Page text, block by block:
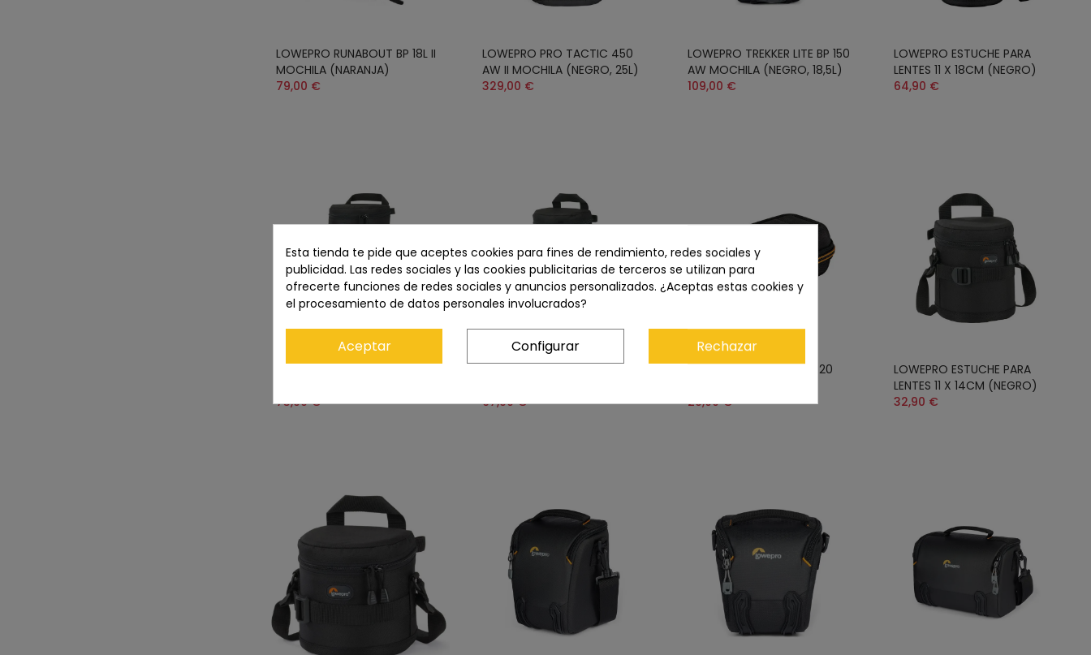
LOWEPRO RUNABOUT BP 18L II
MOCHILA (NARANJA)
79,00 €
LOWEPRO PRO TACTIC 450
AW II MOCHILA (NEGRO, 25L)
329,00 €
LOWEPRO TREKKER LITE BP 150
AW MOCHILA (NEGRO, 18,5L)
109,00 €
LOWEPRO ESTUCHE PARA
LENTES 11 X 18CM (NEGRO)
64,90 €
LOWEPRO ESTUCHE PARA
73,90 €
LOWEPRO ESTUCHE PARA
67,90 €
LOWEPRO HARDSIDE CS 20
29,00 €
LOWEPRO ESTUCHE PARA
LENTES 11 X 14CM (NEGRO)
32,90 €
Esta tienda te pide que aceptes cookies para fines de rendimiento, redes sociales y
publicidad. Las redes sociales y las cookies publicitarias de terceros se utilizan para
ofrecerte funciones de redes sociales y anuncios personalizados. ¿Aceptas estas cookies y
el procesamiento de datos personales involucrados?
Aceptar Configurar Rechazar